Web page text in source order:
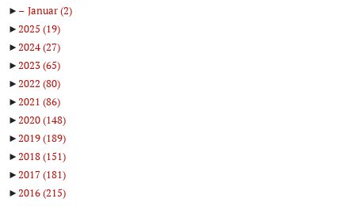
►
Januar(2)
►2025 (19)
►2024(27)
►2023(65)
►2022 (80)
►2021 (86)
►2020(148)
►2019(189)
►2018(151)
►2017(181)
►2016(215)